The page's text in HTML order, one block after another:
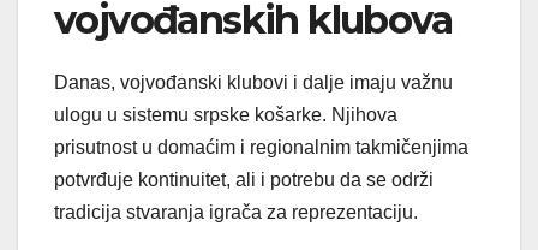
vojvođanskih klubova
Danas, vojvođanski klubovi i dalje imaju važnu
ulogu u sistemu srpske košarke. Njihova
prisutnost u domaćim i regionalnim takmičenjima
potvrđuje kontinuitet, ali i potrebu da se održi
tradicija stvaranja igrača za reprezentaciju.